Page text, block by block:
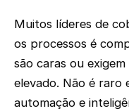
Muitos líderes de
os processos é
são caras ou
elevado. Não é raro
automação e